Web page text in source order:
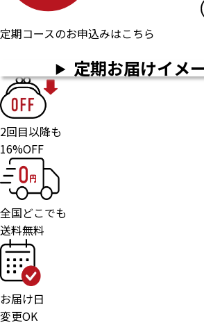
定期コースのお申込みはこちら
定期お届けイメ
2回目以降も
16%OFF
全国どこでも
送料無料
お届け日
変更OK